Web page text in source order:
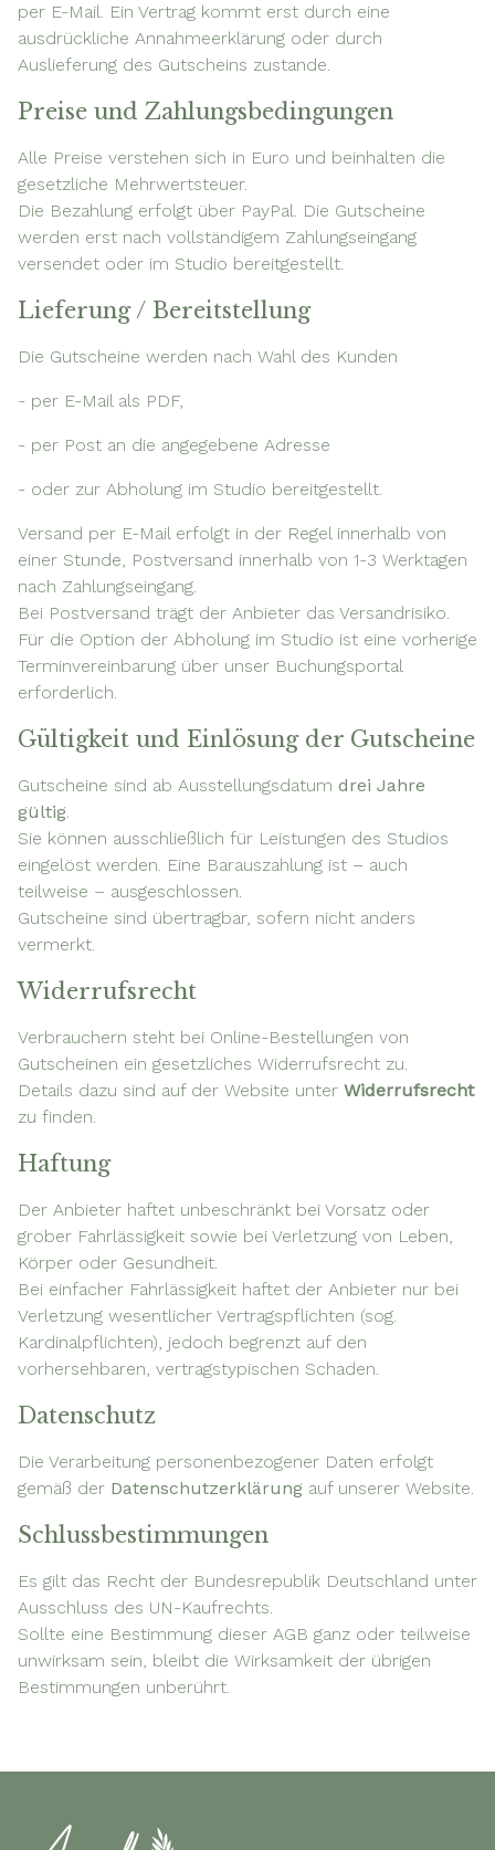
per E-Mail. Ein Vertrag kommt erst durch eine
ausdrückliche Annahmeerklärung oder durch
Auslieferung des Gutscheins zustande.
Preise und Zahlungsbedingungen
Alle Preise verstehen sich in Euro und beinhalten die
gesetzliche Mehrwertsteuer.
Die Bezahlung erfolgt über PayPal. Die Gutscheine
werden erst nach vollständigem Zahlungseingang
versendet oder im Studio bereitgestellt.
Lieferung / Bereitstellung
Die Gutscheine werden nach Wahl des Kunden
- per E-Mail als PDF,
- per Post an die angegebene Adresse
- oder zur Abholung im Studio bereitgestellt.
Versand per E-Mail erfolgt in der Regel innerhalb von
einer Stunde, Postversand innerhalb von 1-3 Werktagen
nach Zahlungseingang.
Bei Postversand trägt der Anbieter das Versandrisiko.
Für die Option der Abholung im Studio ist eine vorherige
Terminvereinbarung über unser Buchungsportal
erforderlich.
Gültigkeit und Einlösung der Gutscheine
Gutscheine sind ab Ausstellungsdatum drei Jahre
gültig.
Sie können ausschließlich für Leistungen des Studios
eingelöst werden. Eine Barauszahlung ist – auch
teilweise – ausgeschlossen.
Gutscheine sind übertragbar, sofern nicht anders
vermerkt.
Widerrufsrecht
Verbrauchern steht bei Online-Bestellungen von
Gutscheinen ein gesetzliches Widerrufsrecht zu.
Details dazu sind auf der Website unter Widerrufsrecht
zu finden.
Haftung
Der Anbieter haftet unbeschränkt bei Vorsatz oder
grober Fahrlässigkeit sowie bei Verletzung von Leben,
Körper oder Gesundheit.
Bei einfacher Fahrlässigkeit haftet der Anbieter nur bei
Verletzung wesentlicher Vertragspflichten (sog.
Kardinalpflichten), jedoch begrenzt auf den
vorhersehbaren, vertragstypischen Schaden.
Datenschutz
Die Verarbeitung personenbezogener Daten erfolgt
gemäß der Datenschutzerklärung auf unserer Website.
Schlussbestimmungen
Es gilt das Recht der Bundesrepublik Deutschland unter
Ausschluss des UN-Kaufrechts.
Sollte eine Bestimmung dieser AGB ganz oder teilweise
unwirksam sein, bleibt die Wirksamkeit der übrigen
Bestimmungen unberührt.